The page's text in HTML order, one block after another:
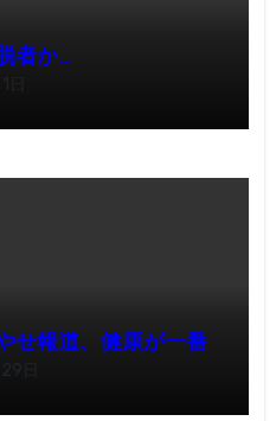
者か…
せ報道、健康が一番
日